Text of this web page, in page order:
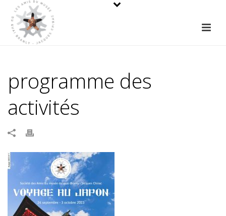
programme des
activités